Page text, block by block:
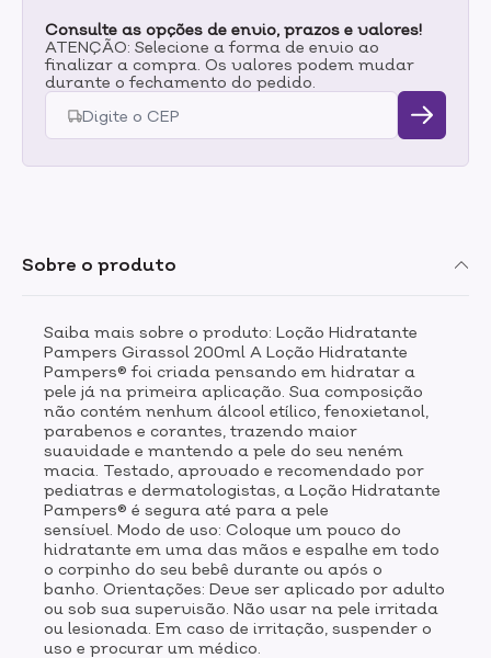
banho. Orientações: Deve ser aplicado por adulto ou
sob sua supervisão. Não usar na pele irritada ou
lesionada. Em caso de irritação, suspender o uso e
procurar um médico.
Consulte as opções de envio, prazos e valores!
ATENÇÃO: Selecione a forma de envio ao
finalizar a compra. Os valores podem mudar
durante o fechamento do pedido.
Sobre o produto
Saiba mais sobre o produto: Loção Hidratante
Pampers Girassol 200ml A Loção Hidratante
Pampers® foi criada pensando em hidratar a
pele já na primeira aplicação. Sua composição
não contém nenhum álcool etílico, fenoxietanol,
parabenos e corantes, trazendo maior
suavidade e mantendo a pele do seu neném
macia. Testado, aprovado e recomendado por
pediatras e dermatologistas, a Loção Hidratante
Pampers® é segura até para a pele
sensível. Modo de uso: Coloque um pouco do
hidratante em uma das mãos e espalhe em todo
o corpinho do seu bebê durante ou após o
banho. Orientações: Deve ser aplicado por adulto
ou sob sua supervisão. Não usar na pele irritada
ou lesionada. Em caso de irritação, suspender o
uso e procurar um médico.